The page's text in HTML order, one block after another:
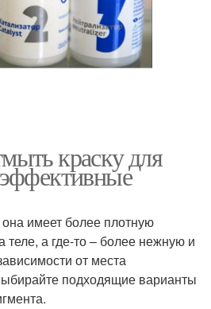
краску для
имеет более плотную
теле, а где-то – более нежную и
от места
подходящие варианты